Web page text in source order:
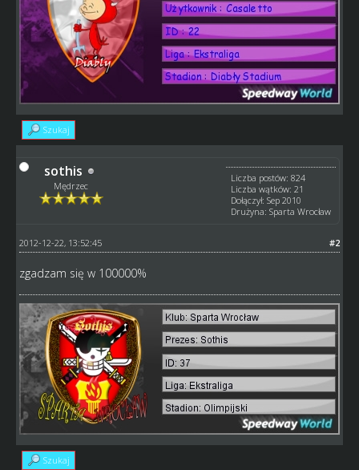
Szukaj
sothis
Mędrzec
Liczba postów: 824
Liczba wątków: 21
Dołączył: Sep 2010
Drużyna: Sparta Wrocław
#2
2012-12-22, 13:52:45
zgadzam się w 100000%
Szukaj